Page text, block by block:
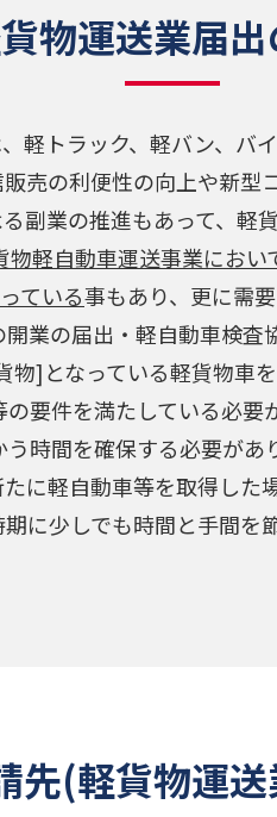
物運送業届
軽トラック、軽バン、バ
売の利便性の向上や新
副業の推進もあって、軽
物軽自動車運送事業にお
ている事もあり、更に需
業の届出・軽自動車検
物]となっている軽貨物車
要件を満たしている必要
時間を確保する必要が
に軽自動車等を取得し
に少しでも時間と手間
先(軽貨物運